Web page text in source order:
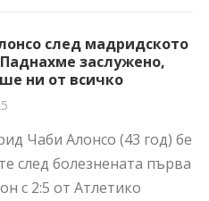
след мадридското
заслужено,
ни от всичко
Чаби Алонсо (43 год) бе
след болезнената първа
с 2:5 от Атлетико